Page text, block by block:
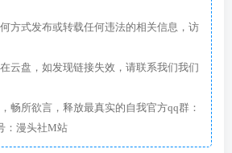
方式发布或转载任何违法的相关信息，访
云盘，如发现链接失效，请联系我们我们
畅所欲言，释放最真实的自我官方qq群：
公众号：漫头社M站